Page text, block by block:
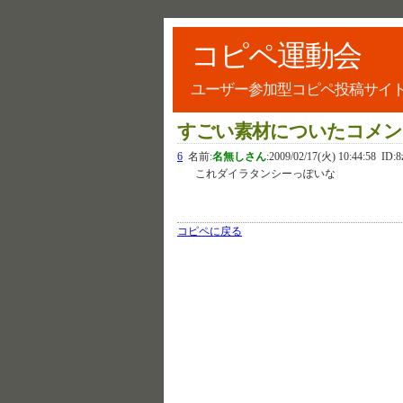
コピペ運動会
ユーザー参加型コピペ投稿サイト
すごい素材についたコメン
6 名前:名無しさん:2009/02/17(火) 10:44:58
これダイラタンシーっぽいな
コピペに戻る